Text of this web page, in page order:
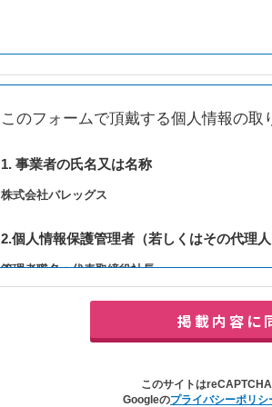
このフォームで頂戴する個人情報の取
1. 事業者の氏名又は名称
株式会社バレッグス
2.個人情報保護管理者（若しくはその代理
管理者職名：代表取締役社長
連絡先：privacy@balleggs.co.jp
（2）ご相談の対応（本人への連絡を含む）のため
（3）当サイトの各種サービスおよびサービスに
このサイトは
Googleのプライバシーポリシ